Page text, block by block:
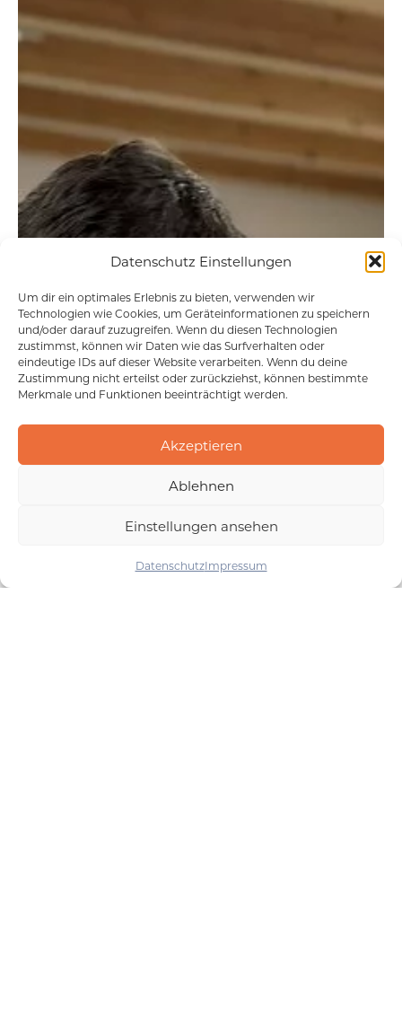
Datenschutz Einstellungen
Um dir ein optimales Erlebnis zu bieten, verwenden wir
Technologien wie Cookies, um Geräteinformationen zu speichern
und/oder darauf zuzugreifen. Wenn du diesen Technologien
zustimmst, können wir Daten wie das Surfverhalten oder
eindeutige IDs auf dieser Website verarbeiten. Wenn du deine
Zustimmung nicht erteilst oder zurückziehst, können bestimmte
Merkmale und Funktionen beeinträchtigt werden.
Akzeptieren
Ablehnen
Einstellungen ansehen
DatenschutzImpressum